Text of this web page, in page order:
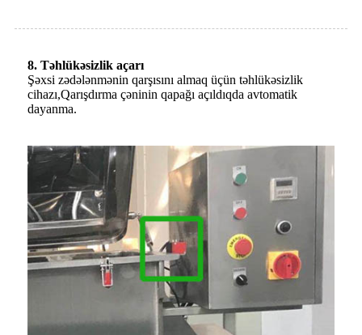
8. Təhlükəsizlik açarı
Şəxsi zədələnmənin qarşısını almaq üçün təhlükəsizlik
cihazı,Qarışdırma çəninin qapağı açıldıqda avtomatik
dayanma.